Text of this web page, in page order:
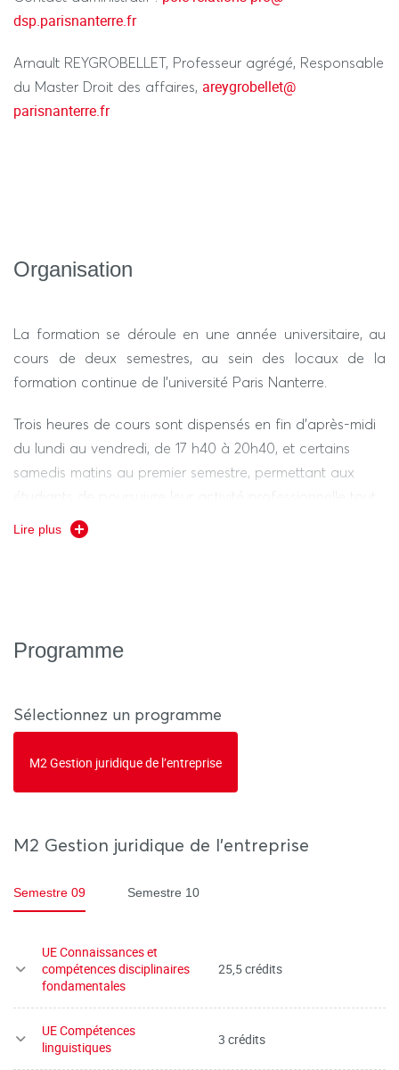
dsp.parisnanterre.fr
Arnault REYGROBELLET, Professeur agrégé, Responsable
du Master Droit des affaires, areygrobellet@
parisnanterre.fr
Organisation
La formation se déroule en une année universitaire, au
cours de deux semestres, au sein des locaux de la
formation continue de l’université Paris Nanterre.
Trois heures de cours sont dispensés en fin d’après-midi
du lundi au vendredi, de 17 h40 à 20h40, et certains
samedis matins au premier semestre, permettant aux
étudiants de poursuivre leur activité professionnelle tout
en participant les cours.
Lire plus
Programme
Sélectionnez un programme
M2 Gestion juridique de l’entreprise
M2 Gestion juridique de l’entreprise
Semestre 09 Semestre 10
UE Connaissances et
compétences disciplinaires
fondamentales
25,5 crédits
UE Compétences
linguistiques
3 crédits